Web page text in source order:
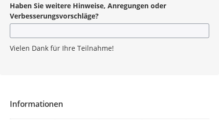
Haben Sie weitere Hinweise, Anregungen oder
Verbesserungsvorschläge?
Vielen Dank für Ihre Teilnahme!
Informationen